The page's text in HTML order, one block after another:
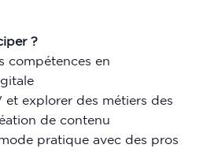
?
compétences en
et explorer des métiers des
de contenu
pratique avec des pros